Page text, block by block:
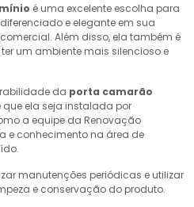
é uma excelente escolha para
e elegante em sua
Além disso, ela também é
um ambiente mais silencioso e
da porta camarão
que ela seja instalada por
a equipe da Renovação
e conhecimento na área de
manutenções periódicas e utilizar
e conservação do produto.